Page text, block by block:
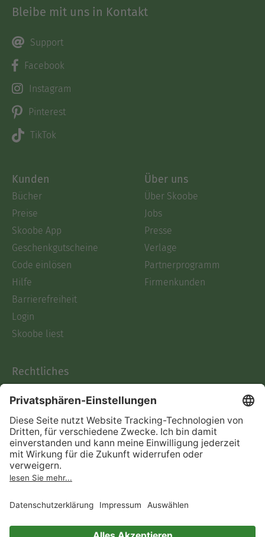
Bleibe mit uns in Kontakt
Support
Facebook
Instagram
Pinterest
TikTok
Kunden
Bücher
Preise
Skoobe App
Geschenkgutscheine
Code einlösen
Hilfe
Barrierefreiheit
Login
Skoobe liest
Über uns
Über Skoobe
Jobs
Presse
Verlage
Partnerprogramm
Firmenkunden
Rechtliches
AGB
Informationen nach Data
Act
Verträge hier kündigen
Impressum